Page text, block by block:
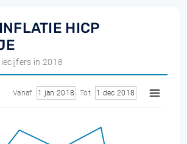
HICP
in 2018
Vanaf 1 jan 2018 Tot 1 dec 2018